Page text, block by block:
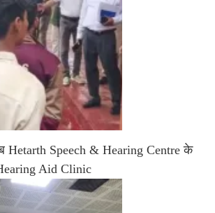
Hetarth Speech & Hearing Centre के
Aid Clinic